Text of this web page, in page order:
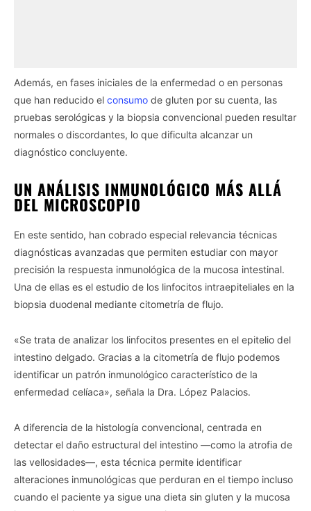
Además, en fases iniciales de la enfermedad o en personas
que han reducido el consumo de gluten por su cuenta, las
pruebas serológicas y la biopsia convencional pueden resultar
normales o discordantes, lo que dificulta alcanzar un
diagnóstico concluyente.
UN ANÁLISIS INMUNOLÓGICO MÁS ALLÁ
DEL MICROSCOPIO
En este sentido, han cobrado especial relevancia técnicas
diagnósticas avanzadas que permiten estudiar con mayor
precisión la respuesta inmunológica de la mucosa intestinal.
Una de ellas es el estudio de los linfocitos intraepiteliales en la
biopsia duodenal mediante citometría de flujo.
«Se trata de analizar los linfocitos presentes en el epitelio del
intestino delgado. Gracias a la citometría de flujo podemos
identificar un patrón inmunológico característico de la
enfermedad celíaca», señala la Dra. López Palacios.
A diferencia de la histología convencional, centrada en
detectar el daño estructural del intestino —como la atrofia de
las vellosidades—, esta técnica permite identificar
alteraciones inmunológicas que perduran en el tiempo incluso
cuando el paciente ya sigue una dieta sin gluten y la mucosa